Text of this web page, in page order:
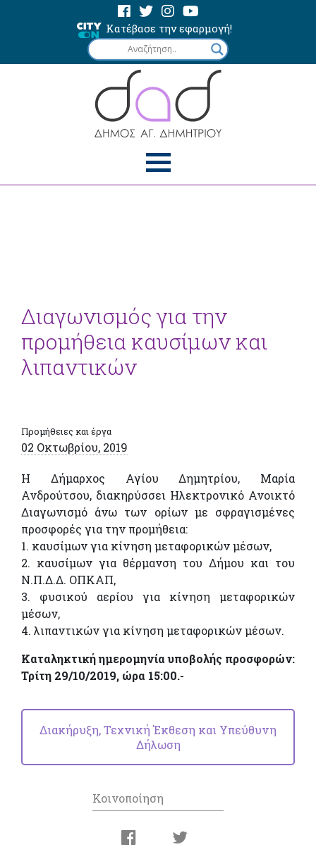
Κατέβασε την εφαρμογή!
Διαγωνισμός για την
προμήθεια καυσίμων και
λιπαντικών
Προμήθειες και έργα
02 Οκτωβρίου, 2019
Η Δήμαρχος Αγίου Δημητρίου, Μαρία
Ανδρούτσου, διακηρύσσει Ηλεκτρονικό Ανοικτό
Διαγωνισμό άνω των ορίων με σφραγισμένες
προσφορές για την προμήθεια:
1. καυσίμων για κίνηση μεταφορικών μέσων,
2. καυσίμων για θέρμανση του Δήμου και του
Ν.Π.Δ.Δ. ΟΠΚΑΠ,
3. φυσικού αερίου για κίνηση μεταφορικών
μέσων,
4. λιπαντικών για κίνηση μεταφορικών μέσων.
Καταληκτική ημερομηνία υποβολής προσφορών:
Τρίτη 29/10/2019, ώρα 15:00.-
Διακήρυξη, Τεχνική Έκθεση και Υπεύθυνη
Δήλωση
Κοινοποίηση